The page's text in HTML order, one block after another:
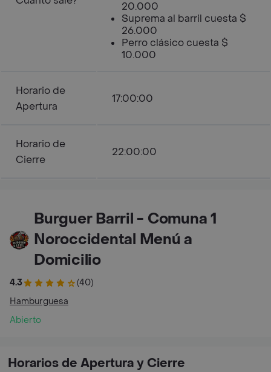
20.000
Suprema al barril cuesta $
26.000
Perro clásico cuesta $
10.000
Horario de
Apertura
17:00:00
Horario de
Cierre
22:00:00
Burguer Barril - Comuna 1
Noroccidental Menú a
Domicilio
4.3
(40)
Hamburguesa
Abierto
Horarios de Apertura y Cierre